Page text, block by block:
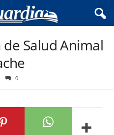
de Salud Animal
0